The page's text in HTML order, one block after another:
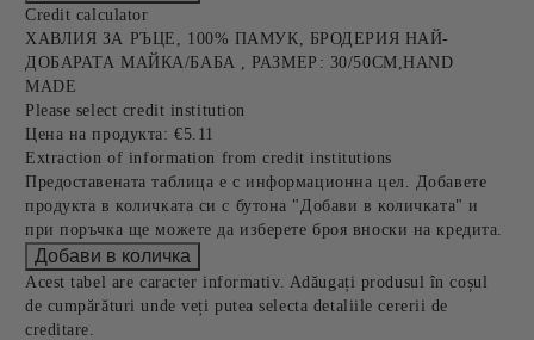
Credit calculator
ХАВЛИЯ ЗА РЪЦЕ, 100% ПАМУК, БРОДЕРИЯ НАЙ-
ДОБАРАТА МАЙКА/БАБА , РАЗМЕР: 30/50СМ,HAND
MADE
Please select credit institution
Цена на продукта: €5.11
Extraction of information from credit institutions
Предоставената таблица е с информационна цел. Добавете
продукта в количката си с бутона "Добави в количката" и
при поръчка ще можете да изберете броя вноски на кредита.
Acest tabel are caracter informativ. Adăugați produsul în coșul
de cumpărături unde veți putea selecta detaliile cererii de
creditare.